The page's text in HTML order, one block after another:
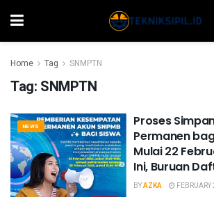
Home Tag SNMPTN
Tag: SNMPTN
NEWS
Proses
Permanen
Mulai 22
Ini, Buruan
BYAZKA